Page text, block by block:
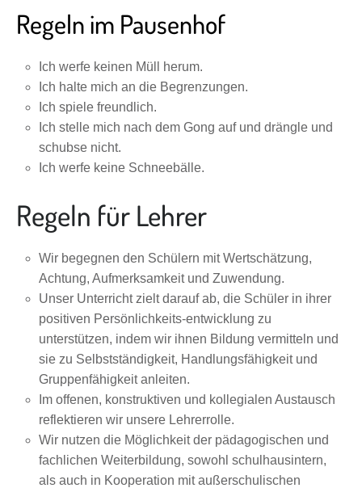
Regeln im Pausenhof
Ich werfe keinen Müll herum.
Ich halte mich an die Begrenzungen.
Ich spiele freundlich.
Ich stelle mich nach dem Gong auf und drängle und
schubse nicht.
Ich werfe keine Schneebälle.
Regeln für Lehrer
Wir begegnen den Schülern mit Wertschätzung,
Achtung, Aufmerksamkeit und Zuwendung.
Unser Unterricht zielt darauf ab, die Schüler in ihrer
positiven Persönlichkeits-entwicklung zu
unterstützen, indem wir ihnen Bildung vermitteln und
sie zu Selbstständigkeit, Handlungsfähigkeit und
Gruppenfähigkeit anleiten.
Im offenen, konstruktiven und kollegialen Austausch
reflektieren wir unsere Lehrerrolle.
Wir nutzen die Möglichkeit der pädagogischen und
fachlichen Weiterbildung, sowohl schulhausintern,
als auch in Kooperation mit außerschulischen